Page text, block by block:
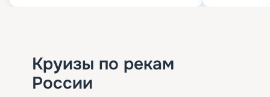
Круизы по рекам
России